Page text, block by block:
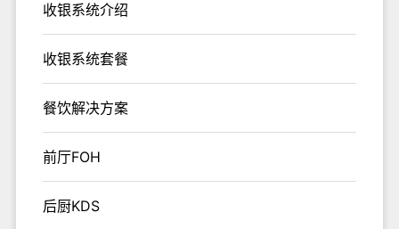
收银系统介绍
收银系统套餐
餐饮解决方案
前厅FOH
后厨KDS